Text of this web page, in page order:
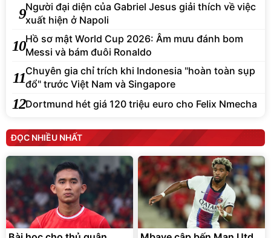
9Người đại diện của Gabriel Jesus giải thích về việc
xuất hiện ở Napoli
10Hồ sơ mật World Cup 2026: Âm mưu đánh bom
Messi và bám đuôi Ronaldo
11Chuyên gia chỉ trích khi Indonesia "hoàn toàn sụp
đổ" trước Việt Nam và Singapore
12Dortmund hét giá 120 triệu euro cho Felix Nmecha
ĐỌC NHIỀU NHẤT